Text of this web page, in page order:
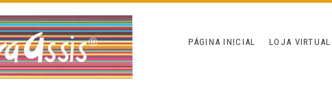
PÁGINA INICIAL LOJA VIRTUAL